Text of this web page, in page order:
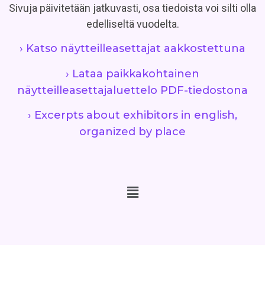
Sivuja päivitetään jatkuvasti, osa tiedoista voi silti olla
edelliseltä vuodelta.
› Katso näytteilleasettajat aakkostettuna
› Lataa paikkakohtainen
näytteilleasettajaluettelo PDF-tiedostona
› Excerpts about exhibitors in english,
organized by place